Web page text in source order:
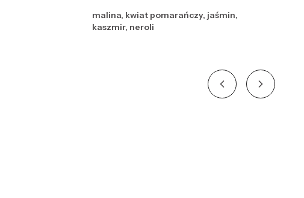
malina, kwiat pomarańczy, jaśmin,
kaszmir, neroli